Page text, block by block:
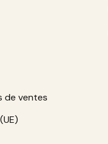
de ventes